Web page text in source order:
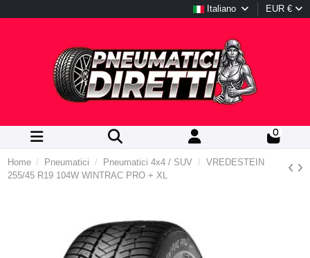
Italiano EUR €
0
Home Pneumatici Pneumatici 4x4 / SUV
VREDESTEIN
255/45 R19 104W WINTRAC PRO + XL